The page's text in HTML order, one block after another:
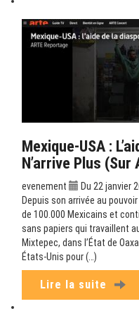
Mexique-USA :
N’arrive Plus
evenement
Du 22 janvier
Depuis son arrivée au
de 100.000 Mexicains et
sans papiers qui travaillent
Mixtepec, dans l’État de
États-Unis pour (…)
Lire la suite